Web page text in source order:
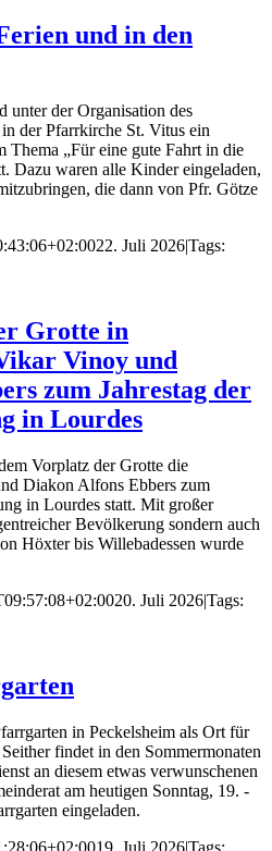
und in den
unter der Organisation des
der Pfarrkirche St. Vitus ein
Thema „Für eine gute Fahrt in die
Dazu waren alle Kinder eingeladen,
die dann von Pfr. Götze
22. Juli 2026|Tags:
Grotte in
Vinoy und
zum Jahrestag der
in Lourdes
Vorplatz der Grotte die
Diakon Alfons Ebbers zum
in Lourdes statt. Mit großer
Bevölkerung sondern auch
Höxter bis Willebadessen wurde
20. Juli 2026|Tags:
in Peckelsheim als Ort für
findet in den Sommermonaten
an diesem etwas verwunschenen
am heutigen Sonntag, 19. -
eingeladen.
19. Juli 2026|Tags: